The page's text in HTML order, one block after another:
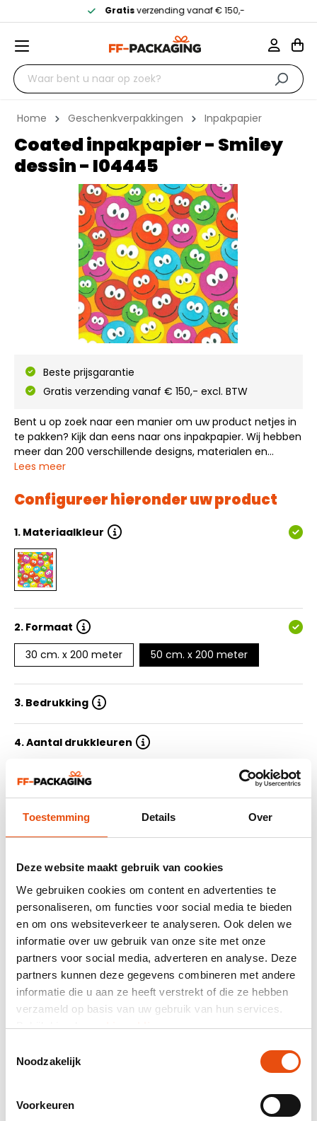
Toestemming Details Over
Deze website maakt gebruik van cookies
We gebruiken cookies om content en advertenties te
personaliseren, om functies voor social media te bieden
en om ons websiteverkeer te analyseren. Ook delen we
informatie over uw gebruik van onze site met onze
partners voor social media, adverteren en analyse. Deze
partners kunnen deze gegevens combineren met andere
informatie die u aan ze heeft verstrekt of die ze hebben
verzameld op basis van uw gebruik van hun services.
Bekijk hier decookiemelding.
Noodzakelijk
Voorkeuren
Gratisverzending vanaf € 150,-
Home Geschenkverpakkingen Inpakpapier
Coated inpakpapier - Smiley
dessin - I04445
Beste prijsgarantie
Gratis verzending vanaf € 150,- excl. BTW
Bent u op zoek naar een manier om uw product netjes in
te pakken? Kijk dan eens naar ons inpakpapier. Wij hebben
meer dan 200 verschillende designs, materialen en
kleuren in onze voorraad. Zowel inpakpapier bedrukt met
inpakpapier met een bedrukk…
Lees meer
Configureer hieronder uw product
1. Materiaalkleur
2. Formaat
30 cm. x 200 meter
50 cm. x 200 meter
3. Bedrukking
4. Aantal drukkleuren
5. Oplage
6. Levertijd
7. Ontwerp aanleveren
Samenvatting
464 klantreviews
Totaal prijs
excl. BTW€ 88,43*
Productnummer: